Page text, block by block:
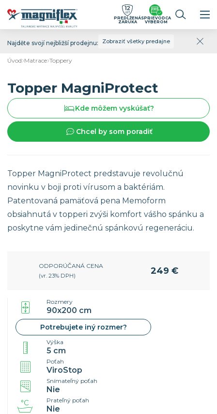
Najděte svojí nejbližší prodejnu: Zobraziť všetky predajne
PREDĹŽENÁ
ZÁRUKA
SPRIEVODCA
VÝBEROM
Úvod Matrace Toppery
Topper MagniProtect
Kde môžem vyskúšať?
Chcel by som poradiť
Topper MagniProtect predstavuje revolučnú
novinku v boji proti vírusom a baktériám.
Patentovaná pamäťová pena Memoform
obsiahnutá v topperi zvýši komfort vášho spánku a
poskytne vám jedinečnú spánkovú regeneráciu.
ODPORÚČANÁ CENA
(vr. 23% DPH) 249 €
Rozmery
90x200 cm
Potrebujete iný rozmer?
Výška
5 cm
Poťah
ViroStop
Snímateľný poťah
Nie
Prateľný poťah
Nie